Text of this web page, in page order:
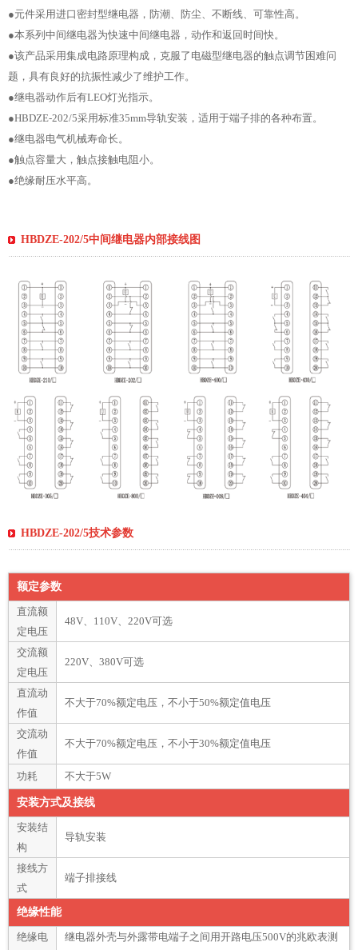
●元件采用进口密封型继电器，防潮、防尘、不断线、可靠性高。
●本系列中间继电器为快速中间继电器，动作和返回时间快。
●该产品采用集成电路原理构成，克服了电磁型继电器的触点调节困难问
题，具有良好的抗振性减少了维护工作。
●继电器动作后有LEO灯光指示。
●HBDZE-202/5采用标准35mm导轨安装，适用于端子排的各种布置。
●继电器电气机械寿命长。
●触点容量大，触点接触电阻小。
●绝缘耐压水平高。
HBDZE-202/5中间继电器内部接线图
HBDZE-202/5技术参数
额定参数
直流额
定电压
48V、110V、220V可选
交流额
定电压
220V、380V可选
直流动
作值
不大于70%额定电压，不小于50%额定值电压
交流动
作值
不大于70%额定电压，不小于30%额定值电压
功耗 不大于5W
安装方式及接线
安装结
构
导轨安装
接线方
式
端子排接线
绝缘性能
绝缘电
继电器外壳与外露带电端子之间用开路电压500V的兆欧表测